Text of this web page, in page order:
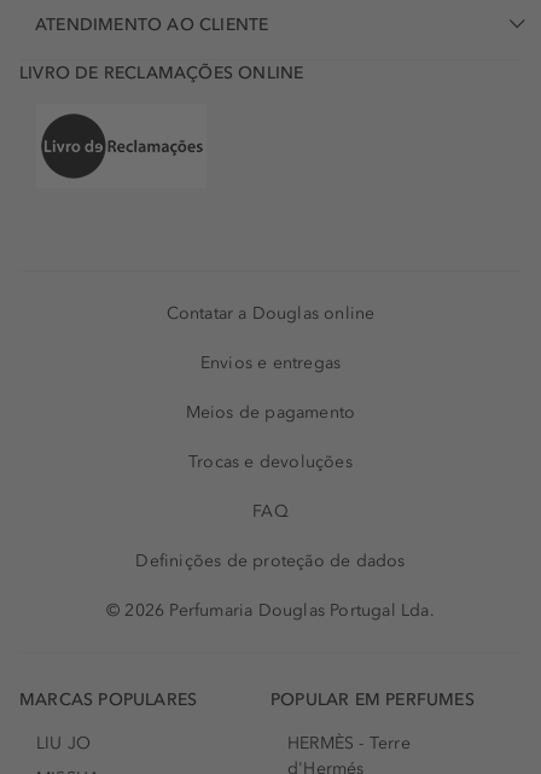
ATENDIMENTO AO CLIENTE
LIVRO DE RECLAMAÇÕES ONLINE
Contatar a Douglas online
Envios e entregas
Meios de pagamento
Trocas e devoluções
FAQ
Definições de proteção de dados
© 2026 Perfumaria Douglas Portugal Lda.
MARCAS POPULARES
LIU JO
POPULAR EM PERFUMES
HERMÈS - Terre
d'Hermés